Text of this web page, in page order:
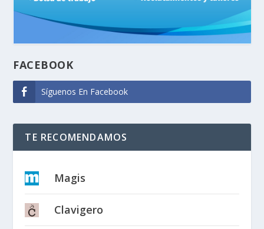
FACEBOOK
Síguenos En Facebook
TE RECOMENDAMOS
Magis
Clavigero